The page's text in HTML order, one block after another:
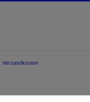
Versandkosten